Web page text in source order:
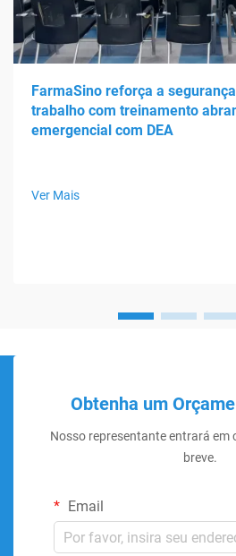
FarmaSino reforça a
trabalho com treinamento
emergencial com DEA
Ver Mais
Obtenha um
Nosso representante entrará em
breve.
Email